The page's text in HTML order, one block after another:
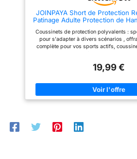
JOINPAYA Short de Protection
Patinage Adulte Protection de
Outdoor Homme et
Coussinets de protection polyvalents :
pour s'adapter à divers scénarios ,
complète pour vos sports actifs,
garantissant que chacun peut profiter
coussinets de fesses de sport
pêche : idéale pour amateurs de pêche,
supplémentaires pour de longues heures
préviennent tout inconfort lors d'une
coussinet de fesses pour patinage, de
19,99 €